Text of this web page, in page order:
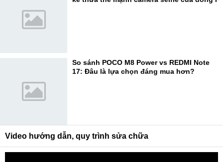
So sánh POCO M8 Power vs REDMI Note
17: Đâu là lựa chọn đáng mua hơn?
Video hướng dẫn, quy trình sửa chữa